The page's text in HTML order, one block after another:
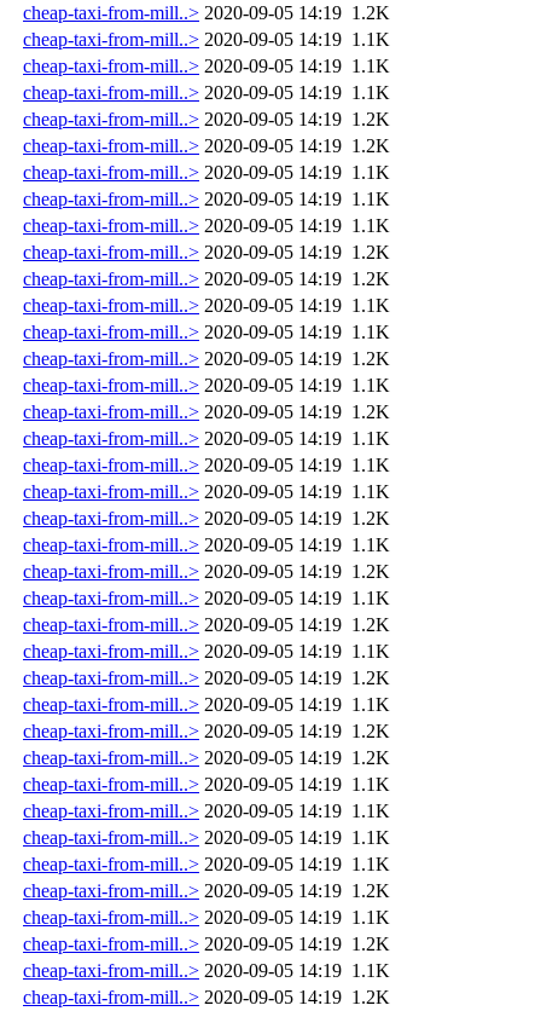
cheap-taxi-from-mill..> 2020-09-05 14:19 1.2K
cheap-taxi-from-mill..> 2020-09-05 14:19 1.1K
cheap-taxi-from-mill..> 2020-09-05 14:19 1.1K
cheap-taxi-from-mill..> 2020-09-05 14:19 1.1K
cheap-taxi-from-mill..> 2020-09-05 14:19 1.2K
cheap-taxi-from-mill..> 2020-09-05 14:19 1.2K
cheap-taxi-from-mill..> 2020-09-05 14:19 1.1K
cheap-taxi-from-mill..> 2020-09-05 14:19 1.1K
cheap-taxi-from-mill..> 2020-09-05 14:19 1.1K
cheap-taxi-from-mill..> 2020-09-05 14:19 1.2K
cheap-taxi-from-mill..> 2020-09-05 14:19 1.2K
cheap-taxi-from-mill..> 2020-09-05 14:19 1.1K
cheap-taxi-from-mill..> 2020-09-05 14:19 1.1K
cheap-taxi-from-mill..> 2020-09-05 14:19 1.2K
cheap-taxi-from-mill..> 2020-09-05 14:19 1.1K
cheap-taxi-from-mill..> 2020-09-05 14:19 1.2K
cheap-taxi-from-mill..> 2020-09-05 14:19 1.1K
cheap-taxi-from-mill..> 2020-09-05 14:19 1.1K
cheap-taxi-from-mill..> 2020-09-05 14:19 1.1K
cheap-taxi-from-mill..> 2020-09-05 14:19 1.2K
cheap-taxi-from-mill..> 2020-09-05 14:19 1.1K
cheap-taxi-from-mill..> 2020-09-05 14:19 1.2K
cheap-taxi-from-mill..> 2020-09-05 14:19 1.1K
cheap-taxi-from-mill..> 2020-09-05 14:19 1.2K
cheap-taxi-from-mill..> 2020-09-05 14:19 1.1K
cheap-taxi-from-mill..> 2020-09-05 14:19 1.2K
cheap-taxi-from-mill..> 2020-09-05 14:19 1.1K
cheap-taxi-from-mill..> 2020-09-05 14:19 1.2K
cheap-taxi-from-mill..> 2020-09-05 14:19 1.2K
cheap-taxi-from-mill..> 2020-09-05 14:19 1.1K
cheap-taxi-from-mill..> 2020-09-05 14:19 1.1K
cheap-taxi-from-mill..> 2020-09-05 14:19 1.1K
cheap-taxi-from-mill..> 2020-09-05 14:19 1.1K
cheap-taxi-from-mill..> 2020-09-05 14:19 1.2K
cheap-taxi-from-mill..> 2020-09-05 14:19 1.1K
cheap-taxi-from-mill..> 2020-09-05 14:19 1.2K
cheap-taxi-from-mill..> 2020-09-05 14:19 1.1K
cheap-taxi-from-mill..> 2020-09-05 14:19 1.2K